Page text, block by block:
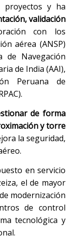
proyectos y ha
validación
con los
aérea (ANSP)
de Navegación
de India (AAI),
Peruana de
de forma
y torre
la seguridad,
en servicio
el de mayor
modernización
de control
tecnológica y